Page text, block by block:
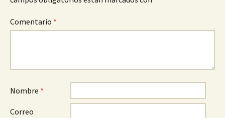
Comentario *
Nombre *
Correo